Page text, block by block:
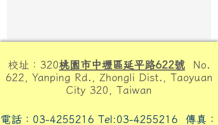
校址：320桃園市中壢區延平路622號 No.
622, Yanping Rd., Zhongli Dist., Taoyuan
City 320, Taiwan
電話：03-4255216 Tel:03-4255216 傳真：